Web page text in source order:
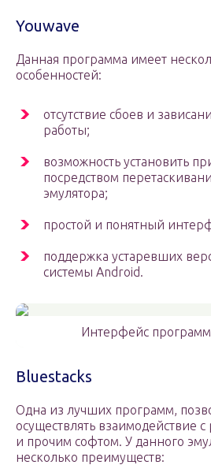
Youwave
Данная программа имеет
особенностей:
отсутствие сбоев и
работы;
возможность установить
посредством
эмулятора;
простой и понятный
поддержка устаревших
системы Android.
Интерфейс
Bluestacks
Одна из лучших программ,
осуществлять взаимодействие
и прочим софтом. У данного
несколько преимуществ: